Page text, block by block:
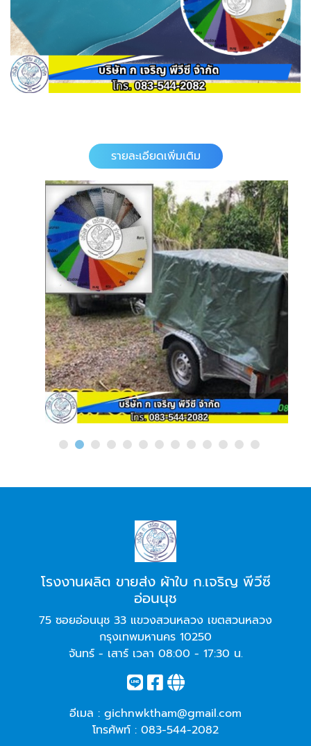
รายละเอียดเพิ่มเติม
โรงงานผลิต ขายส่ง ผ้าใบ ก.เจริญ พีวีซี
อ่อนนุช
75 ซอยอ่อนนุช 33 แขวงสวนหลวง เขตสวนหลวง
กรุงเทพมหานคร 10250
จันทร์ - เสาร์ เวลา 08:00 - 17:30 น.
อีเมล : gichnwktham@gmail.com
โทรศัพท์ : 083-544-2082